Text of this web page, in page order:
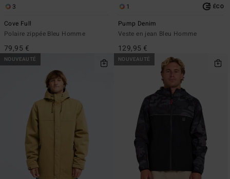
3
Cove Full
Polaire zippée Bleu Homme
79,95 €
1 ÉCO
Pump Denim
Veste en jean Bleu Homme
129,95 €
NOUVEAUTÉ NOUVEAUTÉ